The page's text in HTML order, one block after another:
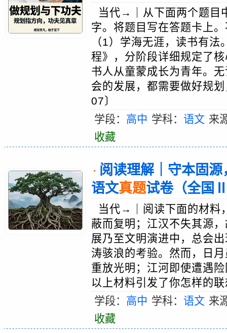
当代→｜从下面两个题目
字。将题目写在答题卡上
（1）学海无涯，读书有
程》，分阶段详细规定了
书人从童蒙成长为青年。
会的发展，都需要做好规
07〕
学段： 高中 学科： 语文 来
收藏
· 阅读理解｜守本固
语文真题试卷（全国
当代→｜阅读下面的材料
蔽而复明；江汉不失其源
展乃至文明演进中，总会
涛骇浪的考验。然而，日
重放光明；江河即使遭遇
以上材料引发了你怎样的
学段： 高中 学科： 语文 来
收藏